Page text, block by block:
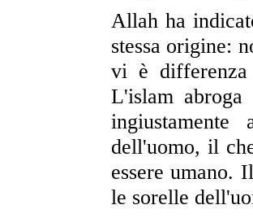
Allah ha
stessa origine:
vi è
L'islam
dell'uomo, il
essere umano.
le sorelle